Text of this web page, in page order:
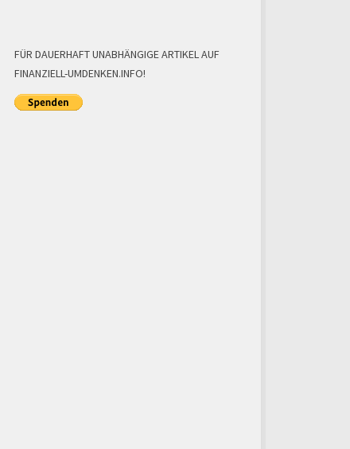
FÜR DAUERHAFT UNABHÄNGIGE ARTIKEL AUF
FINANZIELL-UMDENKEN.INFO!